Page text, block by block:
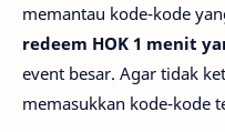
memantau kode-kode
redeem HOK 1 menit
event besar. Agar tidak
memasukkan kode-kode